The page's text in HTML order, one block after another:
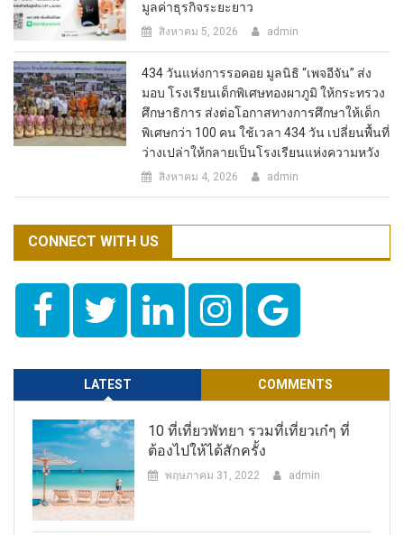
มูลค่าธุรกิจระยะยาว
สิงหาคม 5, 2026 admin
434 วันแห่งการรอคอย มูลนิธิ “เพจอีจัน” ส่ง
มอบ โรงเรียนเด็กพิเศษทองผาภูมิ ให้กระทรวง
ศึกษาธิการ ส่งต่อโอกาสทางการศึกษาให้เด็ก
พิเศษกว่า 100 คน ใช้เวลา 434 วัน เปลี่ยนพื้นที่
ว่างเปล่าให้กลายเป็นโรงเรียนแห่งความหวัง
สิงหาคม 4, 2026 admin
CONNECT WITH US
LATEST COMMENTS
10 ที่เที่ยวพัทยา รวมที่เที่ยวเก๋ๆ ที่
ต้องไปให้ได้สักครั้ง
พฤษภาคม 31, 2022 admin